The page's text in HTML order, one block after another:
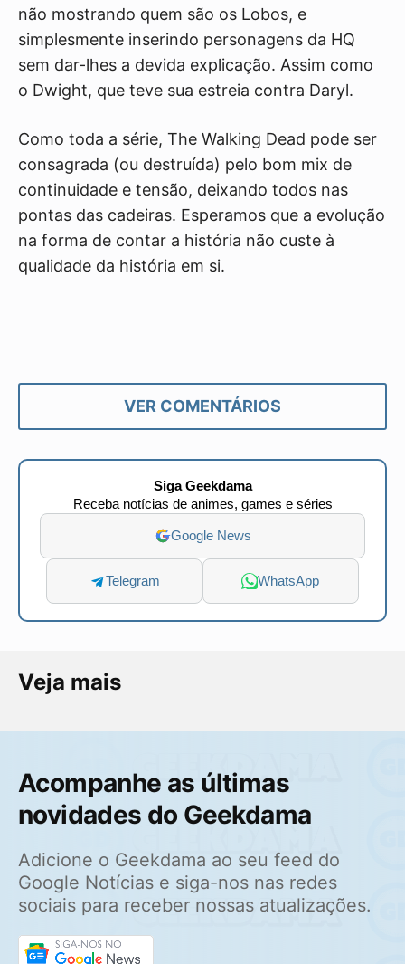
não mostrando quem são os Lobos, e
simplesmente inserindo personagens da HQ
sem dar-lhes a devida explicação. Assim como
o Dwight, que teve sua estreia contra Daryl.
Como toda a série, The Walking Dead pode ser
consagrada (ou destruída) pelo bom mix de
continuidade e tensão, deixando todos nas
pontas das cadeiras. Esperamos que a evolução
na forma de contar a história não custe à
qualidade da história em si.
VER COMENTÁRIOS
Siga Geekdama
Receba notícias de animes, games e séries
Google News
Telegram WhatsApp
Veja mais
Acompanhe as últimas
novidades do Geekdama
Adicione o Geekdama ao seu feed do
Google Notícias e siga-nos nas redes
sociais para receber nossas atualizações.